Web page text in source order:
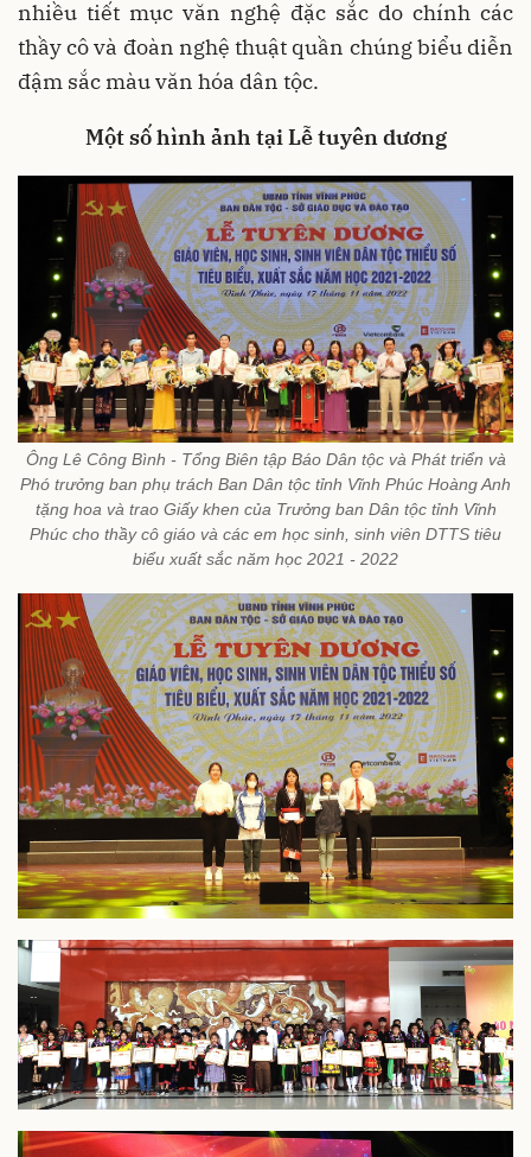
nhiều tiết mục văn nghệ đặc sắc do chính các
thầy cô và đoàn nghệ thuật quần chúng biểu diễn
đậm sắc màu văn hóa dân tộc.
Một số hình ảnh tại Lễ tuyên dương
Ông Lê Công Bình - Tổng Biên tập Báo Dân tộc và Phát triển và
Phó trưởng ban phụ trách Ban Dân tộc tỉnh Vĩnh Phúc Hoàng Anh
tặng hoa và trao Giấy khen của Trưởng ban Dân tộc tỉnh Vĩnh
Phúc cho thầy cô giáo và các em học sinh, sinh viên DTTS tiêu
biểu xuất sắc năm học 2021 - 2022